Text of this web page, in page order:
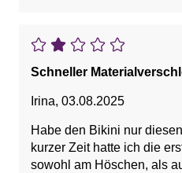
Schneller
Irina, 03.08.2025
Habe den Bikini nur
kurzer Zeit hatte ich die
sowohl am Höschen, als